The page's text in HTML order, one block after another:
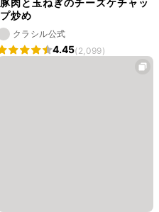
豚肉と玉ねぎのチーズケチャッ
プ炒め
クラシル公式
4.45(2,099)